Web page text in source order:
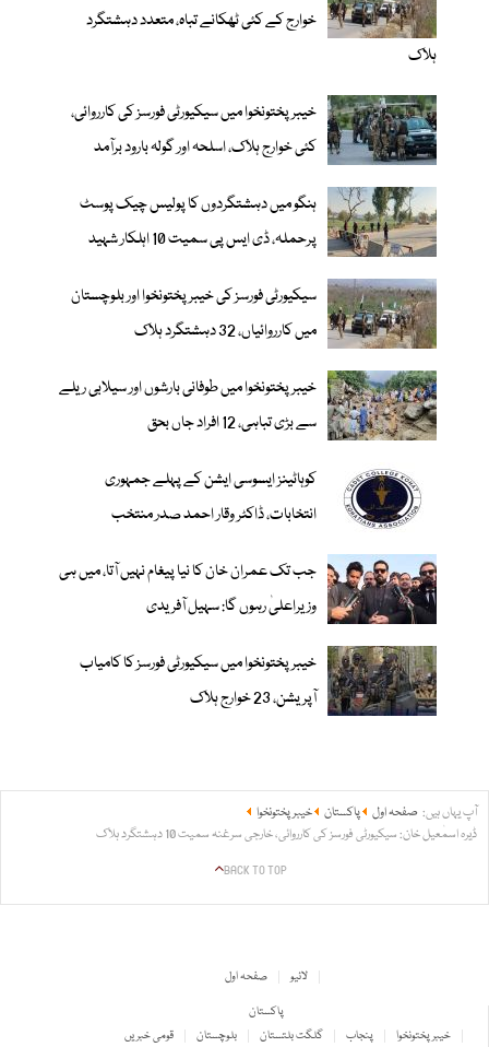
خوارج کے کئی ٹھکانے تباہ، متعدد دہشتگرد
ہلاک
خیبر پختونخوا میں سیکیورٹی فورسز کی کارروائی،
کئی خوارج ہلاک، اسلحہ اور گولہ بارود برآمد
ہنگو میں دہشتگردوں کا پولیس چیک پوسٹ
پرحملہ، ڈی ایس پی سمیت 10 اہلکار شہید
سیکیورٹی فورسز کی خیبر پختونخوا اور بلوچستان
میں کارروائیاں، 32 دہشتگرد ہلاک
خیبرپختونخوا میں طوفانی بارشوں اور سیلابی ریلے
سے بڑی تباہی، 12 افراد جاں بحق
کوہاٹینز ایسوسی ایشن کے پہلے جمہوری
انتخابات، ڈاکٹر وقار احمد صدر منتخب
جب تک عمران خان کا نیا پیغام نہیں آتا، میں ہی
وزیراعلیٰ رہوں گا: سہیل آفریدی
خیبرپختونخوا میں سیکیورٹی فورسز کا کامیاب
آپریشن، 23 خوارج ہلاک
آپ یہاں ہیں: صفحہ اول پاکستان
خیبر پختونخوا
ڈیرہ اسمٰعیل خان: سیکیورٹی فورسز کی کارروائی، خارجی سرغنہ سمیت 10 دہشتگرد ہلاک
BACK TO TOP
صفحہ اول
لائیو
پاکستان
قومی خبریں
بلوچستان گلگت بلتستان پنجاب خیبر پختونخوا